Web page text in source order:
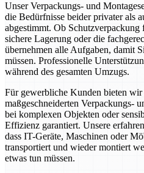
Unser Verpackungs- und
die Bedürfnisse beider privater als
abgestimmt. Ob
sichere Lagerung oder die
übernehmen alle Aufgaben, damit
müssen. Professionelle
während des gesamten Umzugs.
Für gewerbliche Kunden bieten
maßgeschneiderten Verpackungs-
bei komplexen Objekten oder
Effizienz garantiert. Unsere
dass IT-Geräte, Maschinen oder
transportiert und wieder montiert
etwas tun müssen.